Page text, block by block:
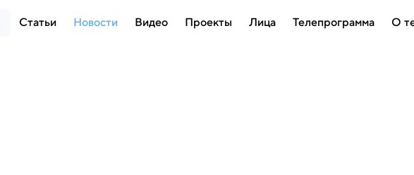
Статьи Новости Видео Проекты Лица Телепрограмма О